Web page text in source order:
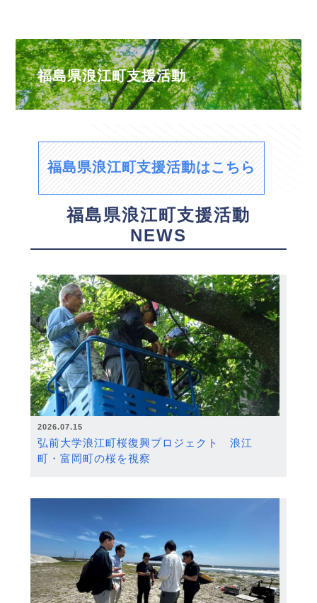
福島県浪江町支援活動
福島県浪江町支援活動はこちら
福島県浪江町支援活動
NEWS
2026.07.15
弘前大学浪江町桜復興プロジェクト 浪江
町・富岡町の桜を視察